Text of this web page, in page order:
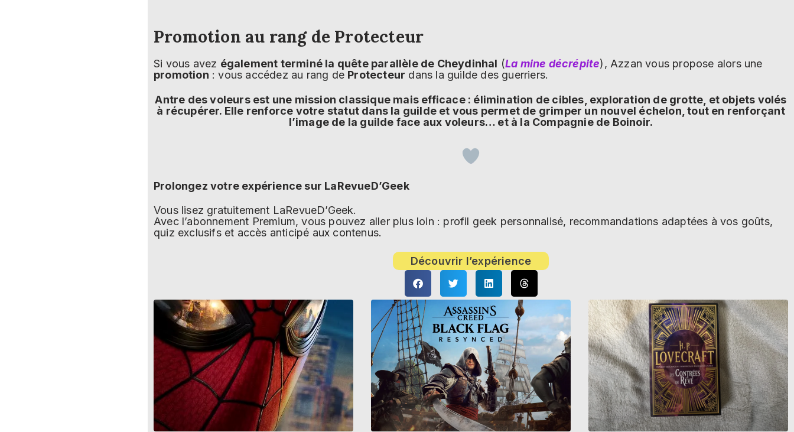
Promotion au rang de Protecteur
Si vous avez également terminé la quête parallèle de Cheydinhal (La mine décrépite), Azzan vous propose alors une
promotion : vous accédez au rang de Protecteur dans la guilde des guerriers.
Antre des voleurs est une mission classique mais efficace : élimination de cibles, exploration de grotte, et objets volés
à récupérer. Elle renforce votre statut dans la guilde et vous permet de grimper un nouvel échelon, tout en renforçant
l’image de la guilde face aux voleurs… et à la Compagnie de Boinoir.
Prolongez votre expérience sur LaRevueD’Geek
Vous lisez gratuitement LaRevueD’Geek.
Avec l’abonnement Premium, vous pouvez aller plus loin : profil geek personnalisé, recommandations adaptées à vos goûts,
quiz exclusifs et accès anticipé aux contenus.
Découvrir l’expérience